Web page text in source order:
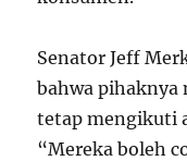
Senator Jeff
bahwa pihaknya
tetap mengikuti
“Mereka boleh